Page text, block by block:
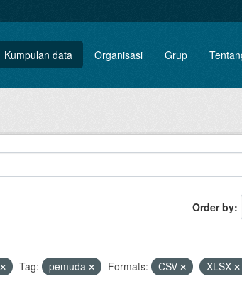
Kumpulan data Organisasi Grup
Order by
Tag: pemuda Formats: CSV XLSX